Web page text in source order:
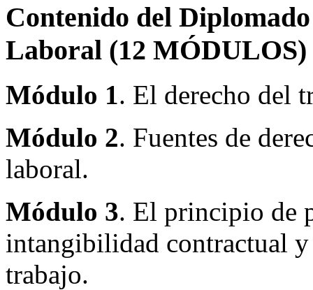
Contenido del
Laboral (12
Módulo 1. El derecho del
Módulo 2. Fuentes de
laboral.
Módulo 3. El principio de
intangibilidad contractual
trabajo.